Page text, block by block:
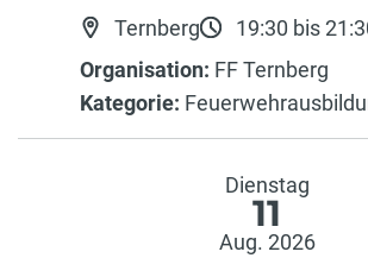
Ternberg
19:30 bis
Organisation: FF Ternberg
Kategorie:
Dienstag
11
Aug. 2026